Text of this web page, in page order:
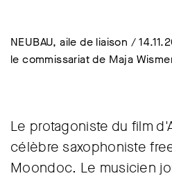
NEUBAU, aile de liaison /
le commissariat de Maja
Le protagoniste du film
célèbre saxophoniste
Moondoc. Le musicien